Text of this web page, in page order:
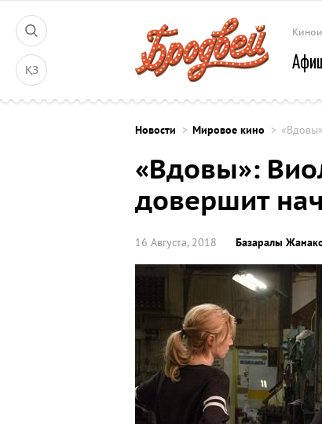
ҚЗ
Новости Мировое кино
«Вдовы»:
довершит
16 Августа, 2018 Базаралы